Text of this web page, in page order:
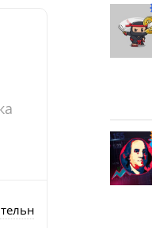
Tescomall